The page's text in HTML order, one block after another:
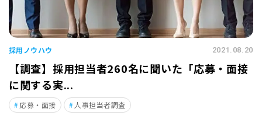
採用ノウハウ 2021.08.20
【調査】採用担当者260名に聞いた「応募・面接
に関する実...
応募・面接 人事担当者調査